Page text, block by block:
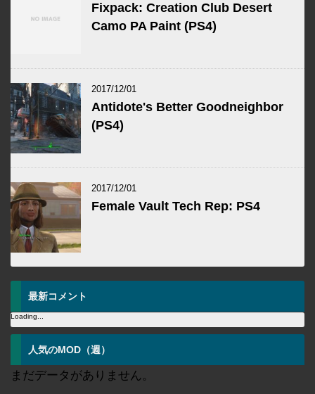
Fixpack: Creation Club Desert
Camo PA Paint (PS4)
2017/12/01
Antidote's Better Goodneighbor
(PS4)
2017/12/01
Female Vault Tech Rep: PS4
最新コメント
Loading...
人気のMOD（週）
まだデータがありません。